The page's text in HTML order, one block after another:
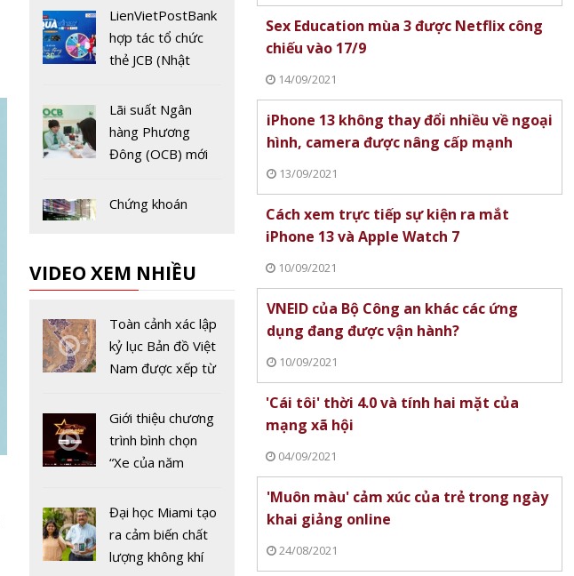
đại
LienVietPostBank
hợp tác tổ chức
thẻ JCB (Nhật
khách hàng
Lãi suất Ngân
hàng Phương
Đông (OCB) mới
11/2020
Chứng khoán
cao" trên mốc
960 điểm dù thị
trường ngập tràn
sắc đỏ
hàng Thế giới cáo
buộc Trung Quốc
gây khủng hoảng
VIDEO XEM NHIỀU
Toàn cảnh xác lập
kỷ lục Bản đồ Việt
Nam được xếp từ
năm 2022
Giới thiệu chương
trình bình chọn
“Xe của năm
Đại học Miami tạo
ra cảm biến chất
lượng không khí
Sex Education mùa 3 được Netflix công
chiếu vào 17/9
14/09/2021
iPhone 13 không thay đổi nhiều về ngoại
hình, camera được nâng cấp mạnh
13/09/2021
Cách xem trực tiếp sự kiện ra mắt
iPhone 13 và Apple Watch 7
10/09/2021
VNEID của Bộ Công an khác các ứng
dụng đang được vận hành?
10/09/2021
'Cái tôi' thời 4.0 và tính hai mặt của
mạng xã hội
04/09/2021
'Muôn màu' cảm xúc của trẻ trong ngày
khai giảng online
24/08/2021